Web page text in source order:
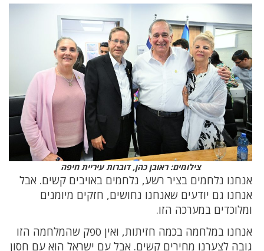
צילומים: ראובן כהן, דוברות עיריית חיפה
אנחנו נלחמים בציר רשע, נלחמים באויבים קשים. אבל
אנחנו גם יודעים שאנחנו נחושים, חזקים מיומנים
ומלוכדים במערכה הזו.
אנחנו במלחמה בכמה חזיתות, ואין ספק שהמלחמה הזו
גובה לצערנו מחירים קשים. אבל עם ישראל הוא עם חסון